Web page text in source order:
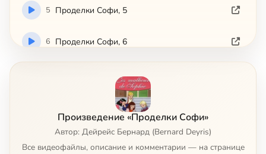
5 Проделки Софи, 5
6 Проделки Софи, 6
Проделки Софи, 8
Проделки Софи, 9
Произведение «Проделки Софи»
Автор: Дейрейс Бернард (Bernard Deyris)
Все видеофайлы, описание и комментарии — на странице